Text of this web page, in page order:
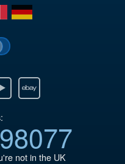
de
not in the UK